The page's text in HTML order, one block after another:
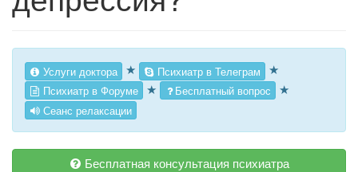
Услуги доктора ★ Психиатр в Телеграм ★
Психиатр в Форуме ★ Бесплатный вопрос ★
Сеанс релаксации
Бесплатная консультация психиатра